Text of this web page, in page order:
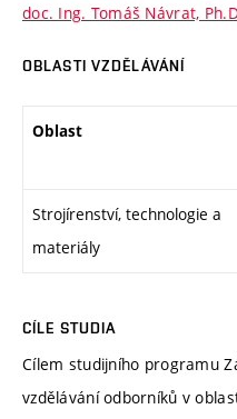
doc. Ing. Tomáš Návrat,
OBLASTI VZDĚLÁVÁNÍ
Oblast
Strojírenství, technologie a
materiály
CÍLE STUDIA
Cílem studijního programu
vzdělávání odborníků v